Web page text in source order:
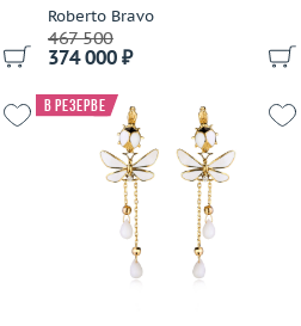
Roberto Bravo
467 500
374 000 ₽
В резерве